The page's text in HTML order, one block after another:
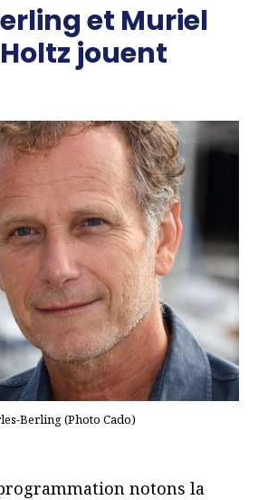
et Muriel
jouent
Berling (Photo Cado)
notons la